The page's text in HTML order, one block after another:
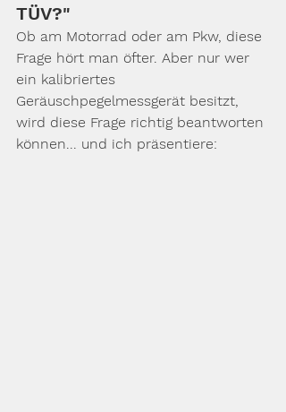
TÜV?"
Ob am Motorrad oder am Pkw, diese
Frage hört man öfter. Aber nur wer
ein kalibriertes
Geräuschpegelmessgerät besitzt,
wird diese Frage richtig beantworten
können... und ich präsentiere: